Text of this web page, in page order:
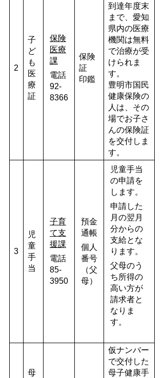
2
子
ど
も
医
療
証
保険
医療
課
電話
92-
8366
保険
証
印鑑
到達年度末
まで、愛知
県内の医療
機関は無料
で治療が受
けられま
す。
豊明市国民
健康保険の
人は、その
場でお子さ
んの保険証
を交付しま
す。
3
児
童
手
当
子育
て支
援課
電話
85-
3950
預金
通帳
個人
番号
（父
母）
児童手当
の申請を
します。
申請した
月の翌月
分からの
支給とな
ります。
父母のう
ち所得の
高い方が
請求者と
なりま
す。
母
仮ナンバー
で交付した
母子健康手